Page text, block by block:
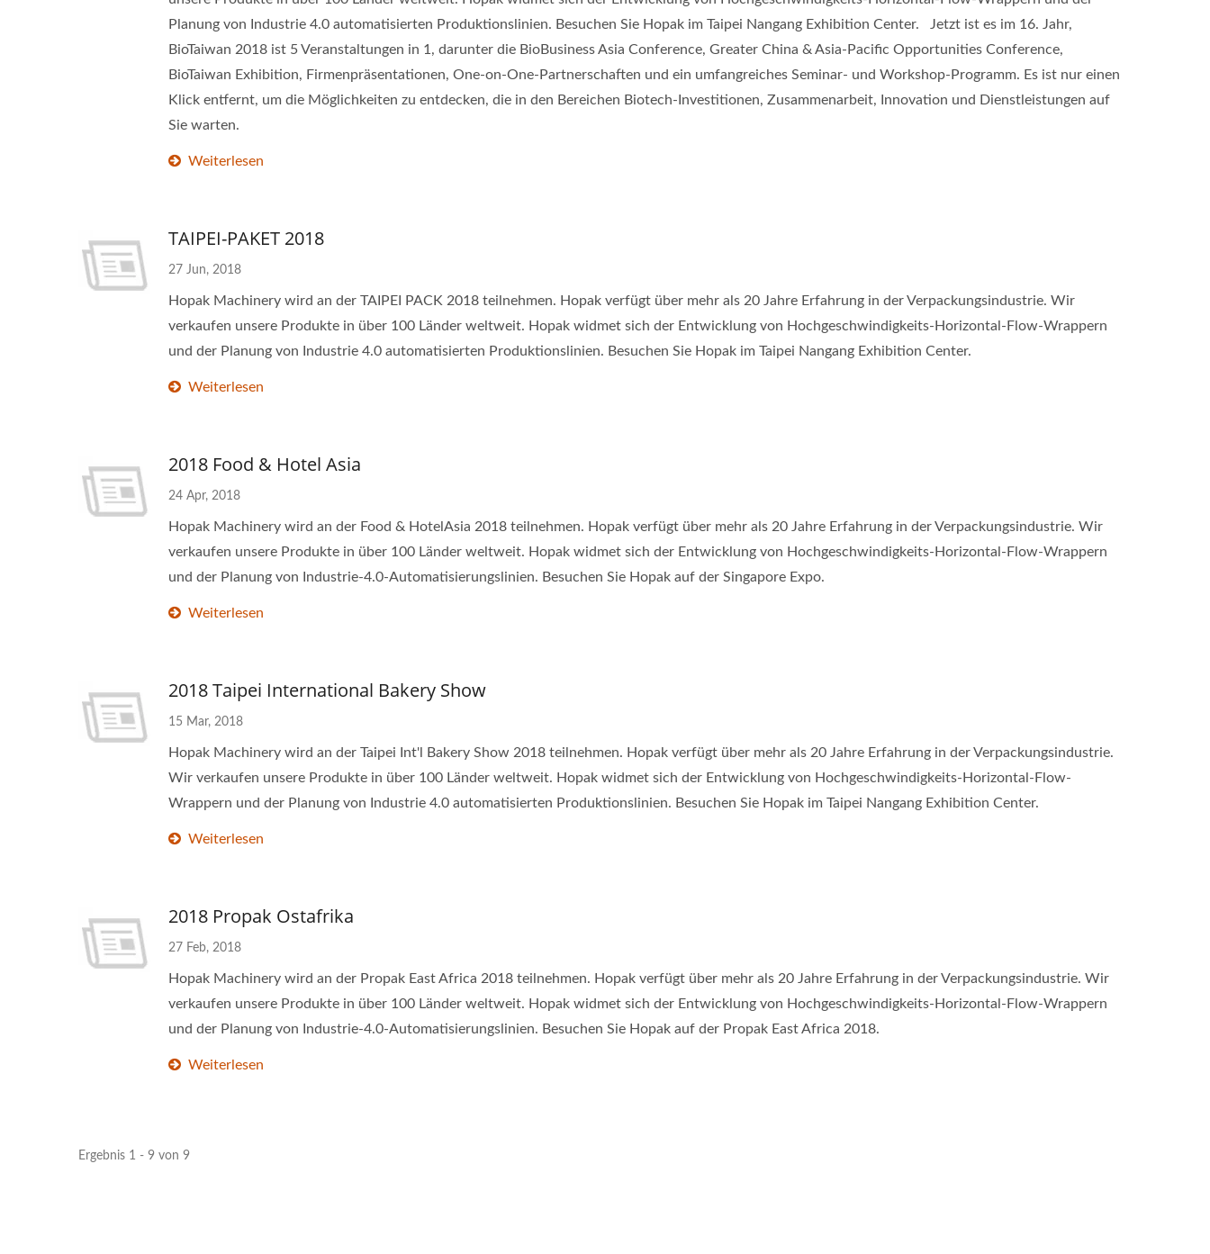
Planung von Industrie 4.0 automatisierten Produktionslinien. Besuchen Sie Hopak im Taipei Nangang Exhibition Center. Jetzt ist es im 16. Jahr,
BioTaiwan 2018 ist 5 Veranstaltungen in 1, darunter die BioBusiness Asia Conference, Greater China & Asia-Pacific Opportunities Conference,
BioTaiwan Exhibition, Firmenpräsentationen, One-on-One-Partnerschaften und ein umfangreiches Seminar- und Workshop-Programm. Es ist nur einen
Klick entfernt, um die Möglichkeiten zu entdecken, die in den Bereichen Biotech-Investitionen, Zusammenarbeit, Innovation und Dienstleistungen auf
Sie warten.
Weiterlesen
TAIPEI-PAKET 2018
27 Jun, 2018
Hopak Machinery wird an der TAIPEI PACK 2018 teilnehmen. Hopak verfügt über mehr als 20 Jahre Erfahrung in der Verpackungsindustrie. Wir
verkaufen unsere Produkte in über 100 Länder weltweit. Hopak widmet sich der Entwicklung von Hochgeschwindigkeits-Horizontal-Flow-Wrappern
und der Planung von Industrie 4.0 automatisierten Produktionslinien. Besuchen Sie Hopak im Taipei Nangang Exhibition Center.
Weiterlesen
2018 Food & Hotel Asia
24 Apr, 2018
Hopak Machinery wird an der Food & HotelAsia 2018 teilnehmen. Hopak verfügt über mehr als 20 Jahre Erfahrung in der Verpackungsindustrie. Wir
verkaufen unsere Produkte in über 100 Länder weltweit. Hopak widmet sich der Entwicklung von Hochgeschwindigkeits-Horizontal-Flow-Wrappern
und der Planung von Industrie-4.0-Automatisierungslinien. Besuchen Sie Hopak auf der Singapore Expo.
Weiterlesen
2018 Taipei International Bakery Show
15 Mar, 2018
Hopak Machinery wird an der Taipei Int'l Bakery Show 2018 teilnehmen. Hopak verfügt über mehr als 20 Jahre Erfahrung in der Verpackungsindustrie.
Wir verkaufen unsere Produkte in über 100 Länder weltweit. Hopak widmet sich der Entwicklung von Hochgeschwindigkeits-Horizontal-Flow-
Wrappern und der Planung von Industrie 4.0 automatisierten Produktionslinien. Besuchen Sie Hopak im Taipei Nangang Exhibition Center.
Weiterlesen
2018 Propak Ostafrika
27 Feb, 2018
Hopak Machinery wird an der Propak East Africa 2018 teilnehmen. Hopak verfügt über mehr als 20 Jahre Erfahrung in der Verpackungsindustrie. Wir
verkaufen unsere Produkte in über 100 Länder weltweit. Hopak widmet sich der Entwicklung von Hochgeschwindigkeits-Horizontal-Flow-Wrappern
und der Planung von Industrie-4.0-Automatisierungslinien. Besuchen Sie Hopak auf der Propak East Africa 2018.
Weiterlesen
Ergebnis 1 - 9 von 9